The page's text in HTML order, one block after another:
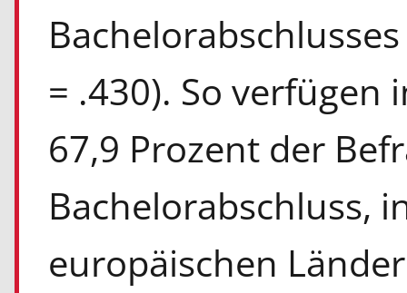
= .430). So verfügen
67,9 Prozent der
Bachelorabschluss,
europäischen